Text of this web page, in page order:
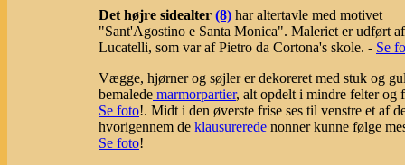
Det højre sidealter (8) har altertavle med motivet
"Sant'Agostino e Santa Monica". Maleriet er udført
Lucatelli, som var af Pietro da Cortona's skole. - Se
Vægge, hjørner og søjler er dekoreret med stuk og
bemalede marmorpartier, alt opdelt i mindre felter og
Se foto!. Midt i den øverste frise ses til venstre et af
hvorigennem de klausurerede nonner kunne følge
Se foto!